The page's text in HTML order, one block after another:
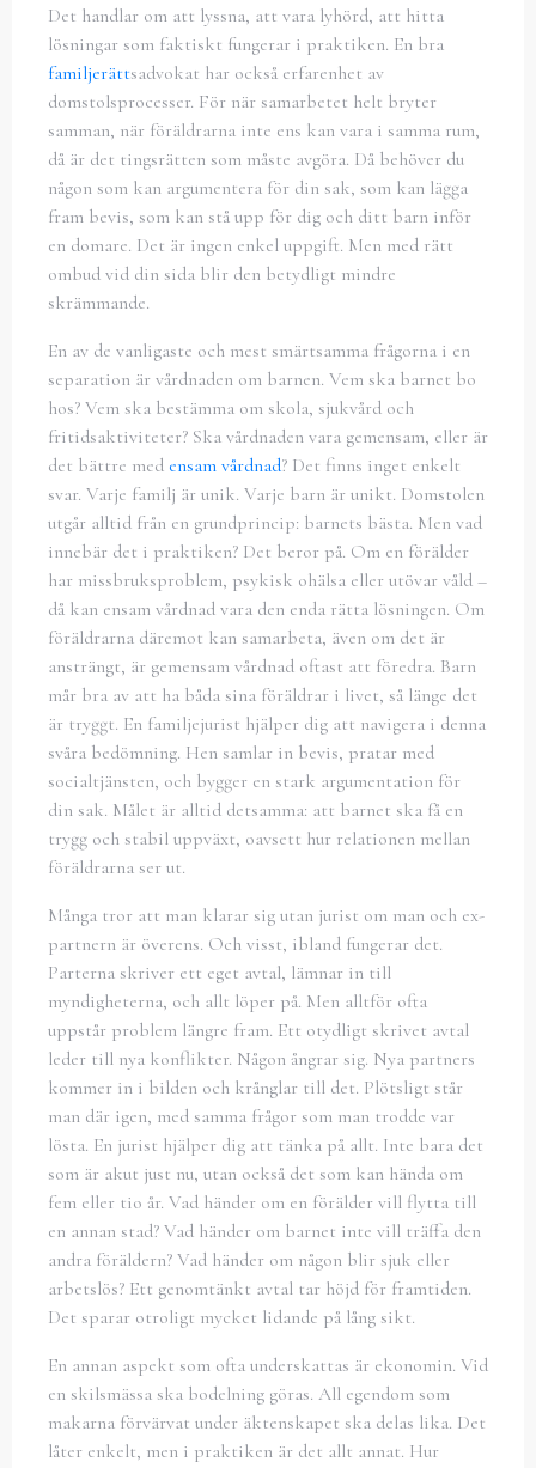
Det handlar om att lyssna, att vara lyhörd, att hitta
lösningar som faktiskt fungerar i praktiken. En bra
familjerättsadvokat har också erfarenhet av
domstolsprocesser. För när samarbetet helt bryter
samman, när föräldrarna inte ens kan vara i samma rum,
då är det tingsrätten som måste avgöra. Då behöver du
någon som kan argumentera för din sak, som kan lägga
fram bevis, som kan stå upp för dig och ditt barn inför
en domare. Det är ingen enkel uppgift. Men med rätt
ombud vid din sida blir den betydligt mindre
skrämmande.
En av de vanligaste och mest smärtsamma frågorna i en
separation är vårdnaden om barnen. Vem ska barnet bo
hos? Vem ska bestämma om skola, sjukvård och
fritidsaktiviteter? Ska vårdnaden vara gemensam, eller är
det bättre med ensam vårdnad? Det finns inget enkelt
svar. Varje familj är unik. Varje barn är unikt. Domstolen
utgår alltid från en grundprincip: barnets bästa. Men vad
innebär det i praktiken? Det beror på. Om en förälder
har missbruksproblem, psykisk ohälsa eller utövar våld –
då kan ensam vårdnad vara den enda rätta lösningen. Om
föräldrarna däremot kan samarbeta, även om det är
ansträngt, är gemensam vårdnad oftast att föredra. Barn
mår bra av att ha båda sina föräldrar i livet, så länge det
är tryggt. En familjejurist hjälper dig att navigera i denna
svåra bedömning. Hen samlar in bevis, pratar med
socialtjänsten, och bygger en stark argumentation för
din sak. Målet är alltid detsamma: att barnet ska få en
trygg och stabil uppväxt, oavsett hur relationen mellan
föräldrarna ser ut.
Många tror att man klarar sig utan jurist om man och ex-
partnern är överens. Och visst, ibland fungerar det.
Parterna skriver ett eget avtal, lämnar in till
myndigheterna, och allt löper på. Men alltför ofta
uppstår problem längre fram. Ett otydligt skrivet avtal
leder till nya konflikter. Någon ångrar sig. Nya partners
kommer in i bilden och krånglar till det. Plötsligt står
man där igen, med samma frågor som man trodde var
lösta. En jurist hjälper dig att tänka på allt. Inte bara det
som är akut just nu, utan också det som kan hända om
fem eller tio år. Vad händer om en förälder vill flytta till
en annan stad? Vad händer om barnet inte vill träffa den
andra föräldern? Vad händer om någon blir sjuk eller
arbetslös? Ett genomtänkt avtal tar höjd för framtiden.
Det sparar otroligt mycket lidande på lång sikt.
En annan aspekt som ofta underskattas är ekonomin. Vid
en skilsmässa ska bodelning göras. All egendom som
makarna förvärvat under äktenskapet ska delas lika. Det
låter enkelt, men i praktiken är det allt annat. Hur